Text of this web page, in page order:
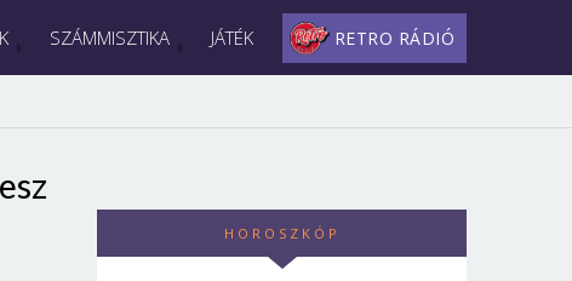
SZÁMMISZTIKA JÁTÉK RETRO RÁDIÓ
HOROSZKÓP